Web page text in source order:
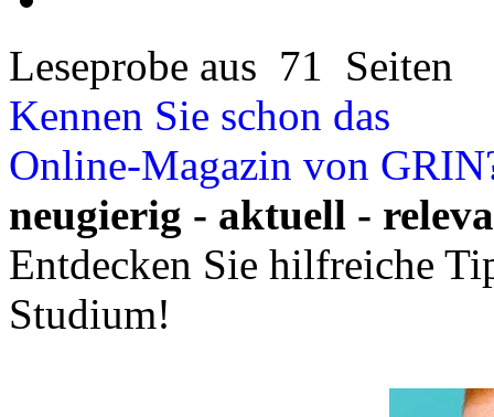
Leseprobe aus 71 Seiten
Kennen Sie schon das
Online-Magazin von
neugierig - aktuell -
Entdecken Sie hilfreiche
Studium!